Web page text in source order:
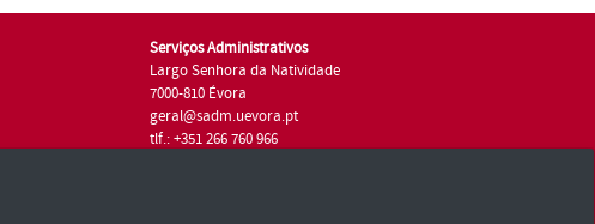
Serviços Administrativos
Largo Senhora da Natividade
7000-810 Évora
geral@sadm.uevora.pt
tlf.: +351 266 760 966